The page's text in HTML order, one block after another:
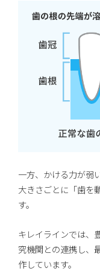
一方、かける力が弱
大きさごとに「歯を
す。
キレイラインでは、
究機関との連携し、
作しています。